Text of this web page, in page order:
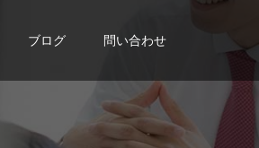
ブログ 問い合わせ